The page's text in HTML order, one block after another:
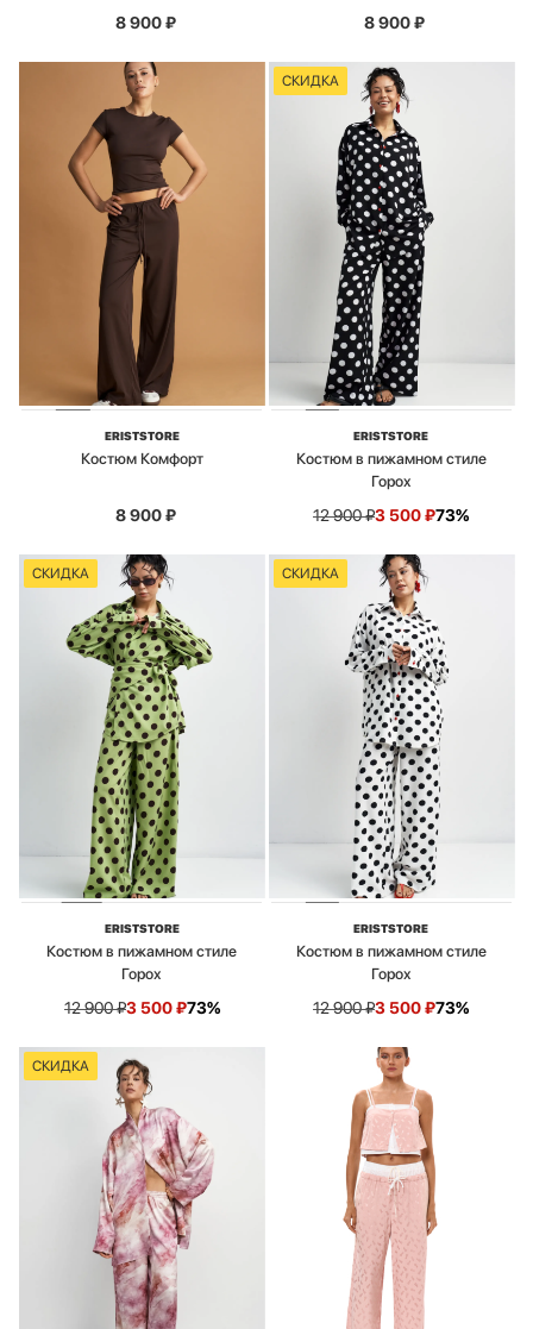
8 900₽ 8 900₽
ERISTSTORE
Костюм Комфорт
8 900₽
СКИДКА
ERISTSTORE
Костюм в пижамном стиле
Горох
12 900₽3 500₽73%
СКИДКА
ERISTSTORE
Костюм в пижамном стиле
Горох
12 900₽3 500₽73%
СКИДКА
ERISTSTORE
Костюм в пижамном стиле
Горох
12 900₽3 500₽73%
СКИДКА